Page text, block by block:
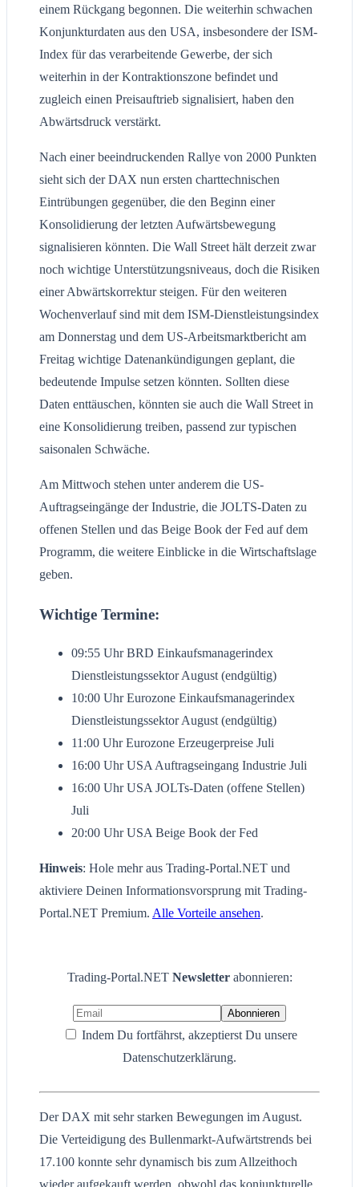
einem Rückgang begonnen. Die weiterhin schwachen
Konjunkturdaten aus den USA, insbesondere der ISM-
Index für das verarbeitende Gewerbe, der sich
weiterhin in der Kontraktionszone befindet und
zugleich einen Preisauftrieb signalisiert, haben den
Abwärtsdruck verstärkt.
Nach einer beeindruckenden Rallye von 2000 Punkten
sieht sich der DAX nun ersten charttechnischen
Eintrübungen gegenüber, die den Beginn einer
Konsolidierung der letzten Aufwärtsbewegung
signalisieren könnten. Die Wall Street hält derzeit zwar
noch wichtige Unterstützungsniveaus, doch die Risiken
einer Abwärtskorrektur steigen. Für den weiteren
Wochenverlauf sind mit dem ISM-Dienstleistungsindex
am Donnerstag und dem US-Arbeitsmarktbericht am
Freitag wichtige Datenankündigungen geplant, die
bedeutende Impulse setzen könnten. Sollten diese
Daten enttäuschen, könnten sie auch die Wall Street in
eine Konsolidierung treiben, passend zur typischen
saisonalen Schwäche.
Am Mittwoch stehen unter anderem die US-
Auftragseingänge der Industrie, die JOLTS-Daten zu
offenen Stellen und das Beige Book der Fed auf dem
Programm, die weitere Einblicke in die Wirtschaftslage
geben.
Wichtige Termine:
09:55 Uhr BRD Einkaufsmanagerindex
Dienstleistungssektor August (endgültig)
10:00 Uhr Eurozone Einkaufsmanagerindex
Dienstleistungssektor August (endgültig)
11:00 Uhr Eurozone Erzeugerpreise Juli
16:00 Uhr USA Auftragseingang Industrie Juli
16:00 Uhr USA JOLTs-Daten (offene Stellen)
Juli
20:00 Uhr USA Beige Book der Fed
Hinweis: Hole mehr aus Trading-Portal.NET und
aktiviere Deinen Informationsvorsprung mit Trading-
Portal.NET Premium. Alle Vorteile ansehen.
Trading-Portal.NET Newsletter abonnieren:
Indem Du fortfährst, akzeptierst Du unsere
Datenschutzerklärung.
Der DAX mit sehr starken Bewegungen im August.
Die Verteidigung des Bullenmarkt-Aufwärtstrends bei
17.100 konnte sehr dynamisch bis zum Allzeithoch